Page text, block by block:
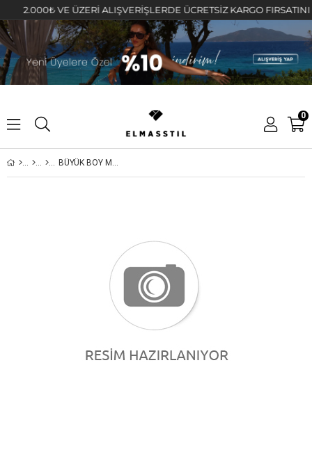
2.000₺ VE ÜZERİ ALIŞVERİŞLERDE ÜCRETSİZ KARGO FIRSATINI
0
BÜYÜK BOY MANDAL TOKA